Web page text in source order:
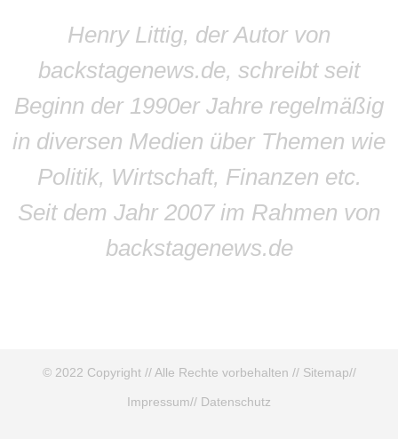
Henry Littig, der Autor von
backstagenews.de, schreibt seit
Beginn der 1990er Jahre regelmäßig
in diversen Medien über Themen wie
Politik, Wirtschaft, Finanzen etc.
Seit dem Jahr 2007 im Rahmen von
backstagenews.de
© 2022 Copyright // Alle Rechte vorbehalten // Sitemap//
Impressum// Datenschutz